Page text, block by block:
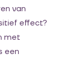
van
effect?
met
een